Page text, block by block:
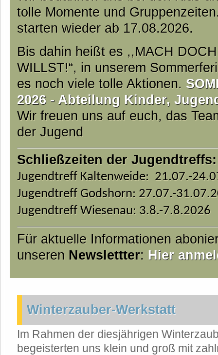
tolle Momente und
starten wieder ab 17.08.2026.
Bis dahin heißt es ,,MACH
WILLST!“, in unserem
es noch viele tolle Aktionen.
2026 - Abteilung Kinder,
Wir freuen uns auf euch, das
der Jugend
Schließzeiten der Jugendtreffs:
Jugendtreff Kaltenweide: 21.07.-
Jugendtreff Godshorn: 27.07.-
Jugendtreff Wiesenau: 3.8.-7.8.2026
Für aktuelle Informationen
unseren Newslettter: Hier
Winterzauber-Werkstatt
Im Rahmen der diesjährigen
begeisterten uns klein und groß mit